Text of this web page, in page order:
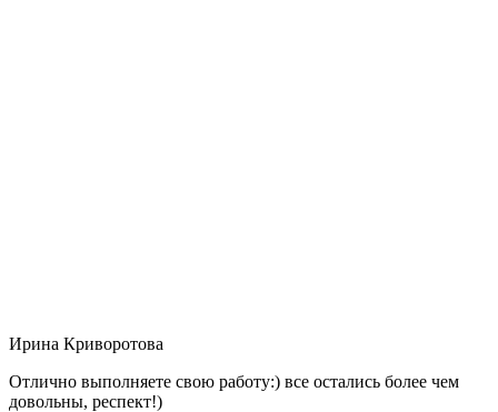
Ирина Криворотова
Отлично выполняете свою работу:) все остались более чем
довольны, респект!)